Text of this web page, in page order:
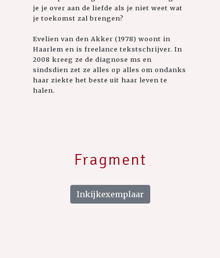
je je over aan de liefde als je niet weet wat
je toekomst zal brengen?
Evelien van den Akker (1978) woont in
Haarlem en is freelance tekstschrijver. In
2008 kreeg ze de diagnose ms en
sindsdien zet ze alles op alles om ondanks
haar ziekte het beste uit haar leven te
halen.
Fragment
Inkijkexemplaar